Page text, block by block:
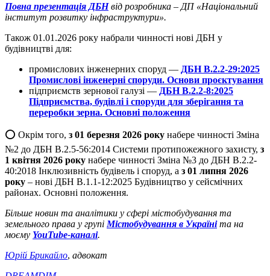
Повна презентація ДБН від розробника – ДП «Національний
інститут розвитку інфраструктури».
Також 01.01.2026 року набрали чинності нові ДБН у
будівництві для:
промислових інженерних споруд — ДБН В.2.2-29:2025
Промислові інженерні споруди. Основи проєктування
підприємств зернової галузі — ДБН В.2.2-8:2025
Підприємства, будівлі і споруди для зберігання та
переробки зерна. Основні положення
⭕ Окрім того, з 01 березня 2026 року набере чинності Зміна
№2 до ДБН В.2.5-56:2014 Системи протипожежного захисту, з
1 квітня 2026 року набере чинності Зміна №3 до ДБН В.2.2-
40:2018 Інклюзивність будівель і споруд, а з 01 липня 2026
року – нові ДБН В.1.1-12:2025 Будівництво у сейсмічних
районах. Основні положення.
Більше новин та аналітики у сфері містобудування та
земельного права у групі Містобудування в Україніта на
моєму YouTube-каналі.
Юрій Брикайло, адвокат